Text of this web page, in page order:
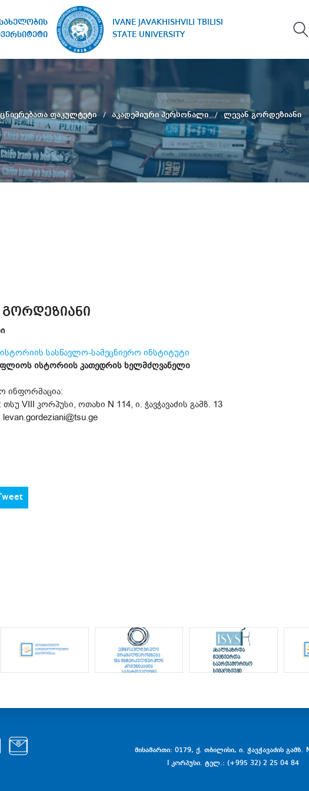
IVANE JAVAKHISHVILI TBILISI
STATE UNIVERSITY
ფაკულტეტი აკადემიური პერსონალი ლევან გორდეზიანი
სასწავლო-სამეცნიერო ინსტიტუტი
ისტორიის კათედრის ხელმძღვანელი
ინფორმაცია:
VIII კორპუსი, ოთახი N 114, ი. ჭავჭავაძის გამზ. 13
მისამართი: 0179, ქ. თბილისი, ი. ჭავჭავაძის გამზ.
I კორპუსი. ტელ.: (+995 32) 2 25 04 84